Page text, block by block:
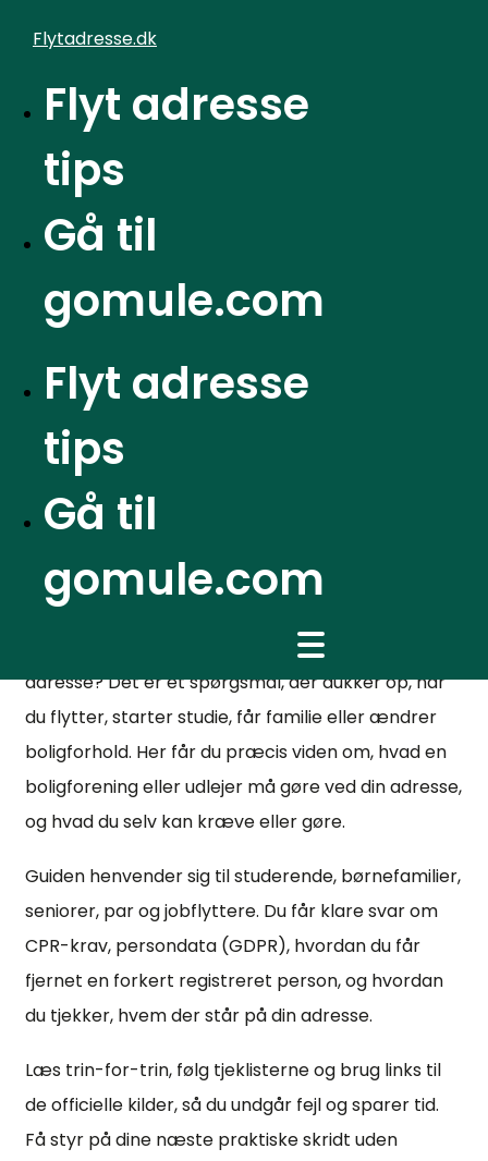
Flytadresse.dk
Flyt adresse
tips
Gå til
gomule.com
Flyt adresse
tips
Gå til
gomule.com
Hvornår kan udlejer
påvirke din adresse?
Juli 6, 2026
Hvornår kan boligforening eller
udlejer påvirke din adresse?
Hvornår kan boligforening eller udlejer påvirke din
adresse? Det er et spørgsmål, der dukker op, når
du flytter, starter studie, får familie eller ændrer
boligforhold. Her får du præcis viden om, hvad en
boligforening eller udlejer må gøre ved din adresse,
og hvad du selv kan kræve eller gøre.
Guiden henvender sig til studerende, børnefamilier,
seniorer, par og jobflyttere. Du får klare svar om
CPR-krav, persondata (GDPR), hvordan du får
fjernet en forkert registreret person, og hvordan
du tjekker, hvem der står på din adresse.
Læs trin-for-trin, følg tjeklisterne og brug links til
de officielle kilder, så du undgår fejl og sparer tid.
Få styr på dine næste praktiske skridt uden